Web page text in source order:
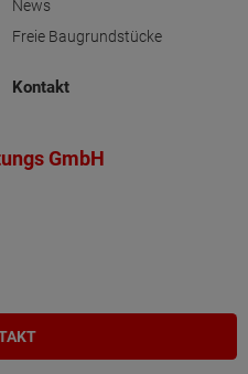
News
Freie Baugrundstücke
Kontakt
GmbH